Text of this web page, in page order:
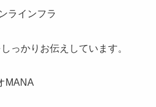
ラインフラ
っかりお伝えしています。
MANA